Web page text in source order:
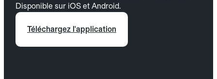
Disponible sur iOS et Android.
Téléchargez l'application